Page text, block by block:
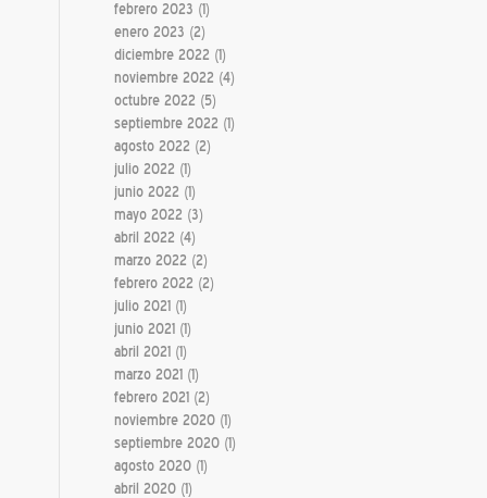
febrero 2023 (1)
enero 2023 (2)
diciembre 2022 (1)
noviembre 2022 (4)
octubre 2022 (5)
septiembre 2022 (1)
agosto 2022 (2)
julio 2022 (1)
junio 2022 (1)
mayo 2022 (3)
abril 2022 (4)
marzo 2022 (2)
febrero 2022 (2)
julio 2021 (1)
junio 2021 (1)
abril 2021 (1)
marzo 2021 (1)
febrero 2021 (2)
noviembre 2020 (1)
septiembre 2020 (1)
agosto 2020 (1)
abril 2020 (1)